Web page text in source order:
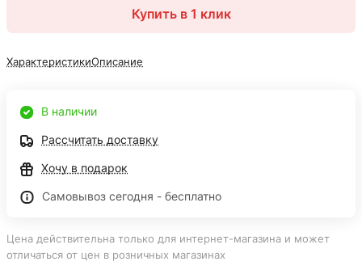
Купить в 1 клик
ХарактеристикиОписание
В наличии
Рассчитать доставку
Хочу в подарок
Самовывоз сегодня - бесплатно
Цена действительна только для интернет-магазина и может
отличаться от цен в розничных магазинах